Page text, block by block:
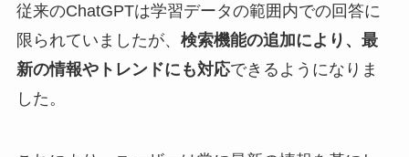
従来のChatGPTは学習データの範囲内での回答に
限られていましたが、 検索機能の追加により、最
新の情報やトレンドにも対応できるようになりま
した。